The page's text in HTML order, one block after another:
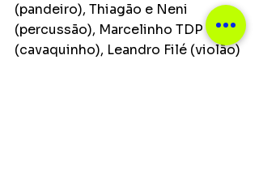
(pandeiro), Thiagão e Neni
(percussão), Marcelinho TDP
(cavaquinho), Leandro Filé (violão)